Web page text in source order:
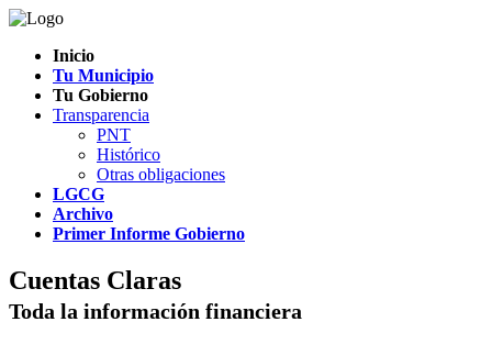
Inicio
Tu Municipio
Tu Gobierno
Transparencia
PNT
Histórico
Otras obligaciones
LGCG
Archivo
Primer Informe Gobierno
Cuentas Claras
Toda la información financiera